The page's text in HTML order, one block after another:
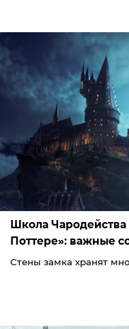
Школа
Поттере»: важные
Стены замка хранят